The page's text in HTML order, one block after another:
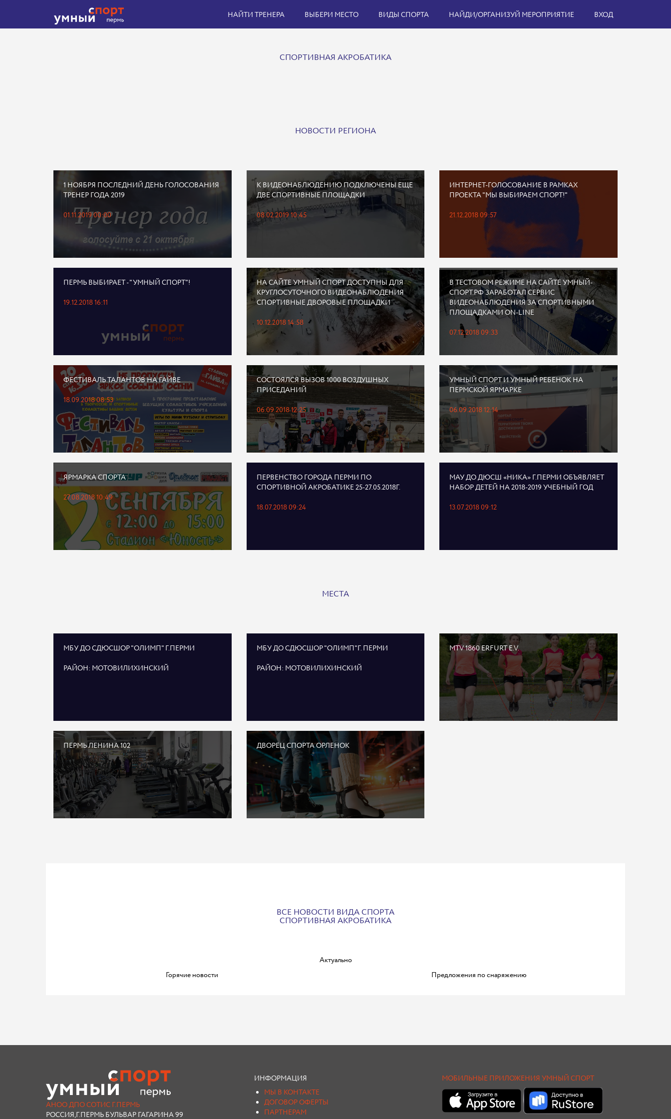
НАЙТИ ТРЕНЕРА ВЫБЕРИ МЕСТО ВИДЫ СПОРТА НАЙДИ/ОРГАНИЗУЙ МЕРОПРИЯТИЕ ВХОД
СПОРТИВНАЯ АКРОБАТИКА
НОВОСТИ РЕГИОНА
1 НОЯБРЯ ПОСЛЕДНИЙ ДЕНЬ ГОЛОСОВАНИЯ
ТРЕНЕР ГОДА 2019
01.11.2019 00:00
К ВИДЕОНАБЛЮДЕНИЮ ПОДКЛЮЧЕНЫ ЕЩЕ
ДВЕ СПОРТИВНЫЕ ПЛОЩАДКИ
08.02.2019 10:45
ИНТЕРНЕТ-ГОЛОСОВАНИЕ В РАМКАХ
ПРОЕКТА "МЫ ВЫБИРАЕМ СПОРТ!"
21.12.2018 09:57
ПЕРМЬ ВЫБИРАЕТ - "УМНЫЙ СПОРТ"!
19.12.2018 16:11
НА САЙТЕ УМНЫЙ СПОРТ ДОСТУПНЫ ДЛЯ
КРУГЛОСУТОЧНОГО ВИДЕОНАБЛЮДЕНИЯ
СПОРТИВНЫЕ ДВОРОВЫЕ ПЛОЩАДКИ
10.12.2018 14:58
В ТЕСТОВОМ РЕЖИМЕ НА САЙТЕ УМНЫЙ-
СПОРТ.РФ ЗАРАБОТАЛ СЕРВИС
ВИДЕОНАБЛЮДЕНИЯ ЗА СПОРТИВНЫМИ
ПЛОЩАДКАМИ ON-LINE
07.12.2018 09:33
ФЕСТИВАЛЬ ТАЛАНТОВ НА ГАЙВЕ
18.09.2018 08:53
СОСТОЯЛСЯ ВЫЗОВ 1000 ВОЗДУШНЫХ
ПРИСЕДАНИЙ
06.09.2018 12:25
УМНЫЙ СПОРТ И УМНЫЙ РЕБЕНОК НА
ПЕРМСКОЙ ЯРМАРКЕ
06.09.2018 12:14
ЯРМАРКА СПОРТА
27.08.2018 10:49
ПЕРВЕНСТВО ГОРОДА ПЕРМИ ПО
СПОРТИВНОЙ АКРОБАТИКЕ 25-27.05.2018Г.
18.07.2018 09:24
МАУ ДО ДЮСШ «НИКА» Г.ПЕРМИ ОБЪЯВЛЯЕТ
НАБОР ДЕТЕЙ НА 2018-2019 УЧЕБНЫЙ ГОД
13.07.2018 09:12
МЕСТА
МБУ ДО СДЮСШОР "ОЛИМП" Г.ПЕРМИ
РАЙОН: МОТОВИЛИХИНСКИЙ
МБУ ДО СДЮСШОР "ОЛИМП"Г. ПЕРМИ
РАЙОН: МОТОВИЛИХИНСКИЙ
MTV 1860 ERFURT E.V.
ПЕРМЬ ЛЕНИНА 102 ДВОРЕЦ СПОРТА ОРЛЕНОК
ВСЕ НОВОСТИ ВИДА СПОРТА
СПОРТИВНАЯ АКРОБАТИКА
Актуально
Горячие новости
Предложения по снаряжению
АНОО ДПО СОТИС Г.ПЕРМЬ
РОССИЯ,Г.ПЕРМЬ БУЛЬВАР ГАГАРИНА 99
ИНФОРМАЦИЯ
МЫ В КОНТАКТЕ
ДОГОВОР ОФЕРТЫ
ПАРТНЕРАМ
МОБИЛЬНЫЕ ПРИЛОЖЕНИЯ УМНЫЙ СПОРТ